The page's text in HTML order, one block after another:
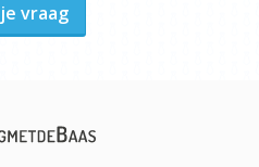
vraag